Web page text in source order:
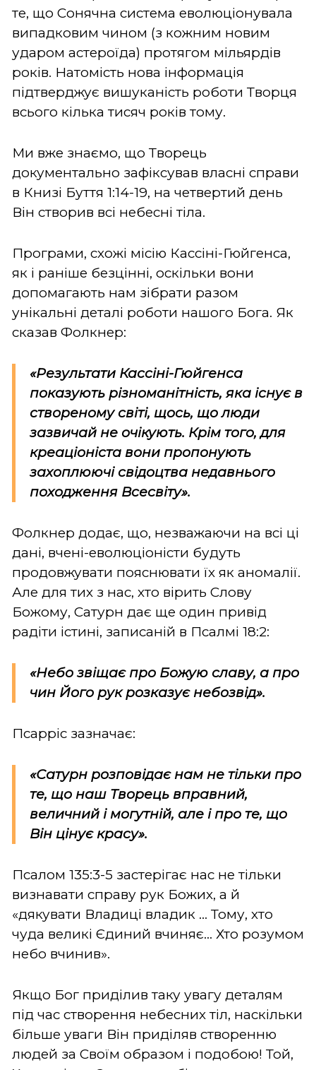
те, що Сонячна система еволюціонувала
випадковим чином (з кожним новим
ударом астероїда) протягом мільярдів
років. Натомість нова інформація
підтверджує вишуканість роботи Творця
всього кілька тисяч років тому.
Ми вже знаємо, що Творець
документально зафіксував власні справи
в Книзі Буття 1:14-19, на четвертий день
Він створив всі небесні тіла.
Програми, схожі місію Кассіні-Гюйгенса,
як і раніше безцінні, оскільки вони
допомагають нам зібрати разом
унікальні деталі роботи нашого Бога. Як
сказав Фолкнер:
«Результати Кассіні-Гюйгенса
показують різноманітність, яка існує в
створеному світі, щось, що люди
зазвичай не очікують. Крім того, для
креаціоніста вони пропонують
захоплюючі свідоцтва недавнього
походження Всесвіту».
Фолкнер додає, що, незважаючи на всі ці
дані, вчені-еволюціоністи будуть
продовжувати пояснювати їх як аномалії.
Але для тих з нас, хто вірить Слову
Божому, Сатурн дає ще один привід
радіти істині, записаній в Псалмі 18:2:
«Небо звіщає про Божую славу, а про
чин Його рук розказує небозвід».
Псарріс зазначає:
«Сатурн розповідає нам не тільки про
те, що наш Творець вправний,
величний і могутній, але і про те, що
Він цінує красу».
Псалом 135:3-5 застерігає нас не тільки
визнавати справу рук Божих, а й
«дякувати Владиці владик ... Тому, хто
чуда великі Єдиний вчиняє... Хто розумом
небо вчинив».
Якщо Бог приділив таку увагу деталям
під час створення небесних тіл, наскільки
більше уваги Він приділяв створенню
людей за Своїм образом і подобою! Той,